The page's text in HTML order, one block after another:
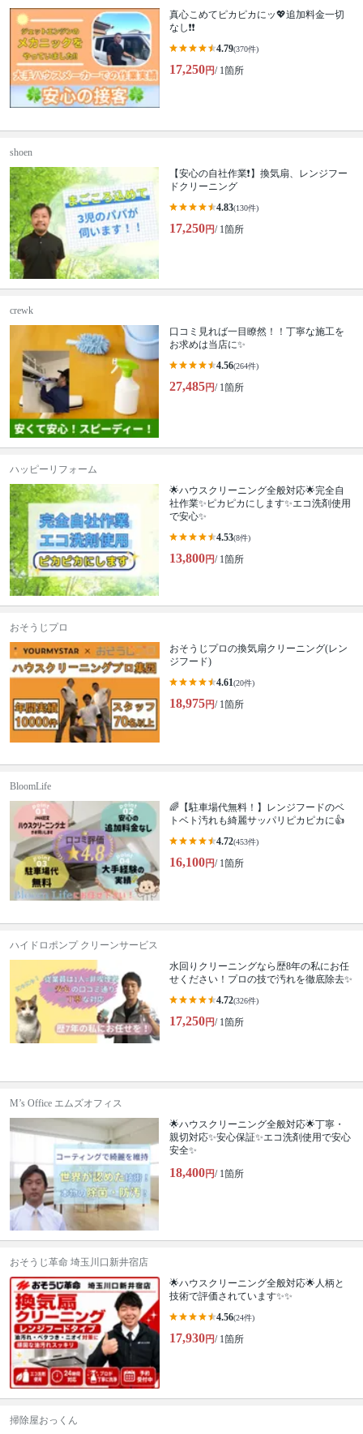
真心こめてピカピカにッ💖追加料金一切
なし❗️❗️
4.79(370件)
17,250円/ 1箇所
shoen
【安心の自社作業❗️】換気扇、レンジフー
ドクリーニング
4.83(130件)
17,250円/ 1箇所
crewk
口コミ見れば一目瞭然！！丁寧な施工を
お求めは当店に✨
4.56(264件)
27,485円/ 1箇所
ハッピーリフォーム
🌟ハウスクリーニング全般対応🌟完全自
社作業✨️ピカピカにします✨️エコ洗剤使用
で安心✨
4.53(8件)
13,800円/ 1箇所
おそうじプロ
おそうじプロの換気扇クリーニング(レン
ジフード)
4.61(20件)
18,975円/ 1箇所
BloomLife
🌈【駐車場代無料！】レンジフードのベ
トベト汚れも綺麗サッパリピカピカに👍
4.72(453件)
16,100円/ 1箇所
ハイドロポンプ クリーンサービス
水回りクリーニングなら歴8年の私にお任
せください！プロの技で汚れを徹底除去✨
4.72(326件)
17,250円/ 1箇所
M’s Office エムズオフィス
🌟ハウスクリーニング全般対応🌟丁寧・
親切対応✨安心保証✨エコ洗剤使用で安心
安全✨
18,400円/ 1箇所
おそうじ革命 埼玉川口新井宿店
🌟ハウスクリーニング全般対応🌟人柄と
技術で評価されています✨✨
4.56(24件)
17,930円/ 1箇所
掃除屋おっくん